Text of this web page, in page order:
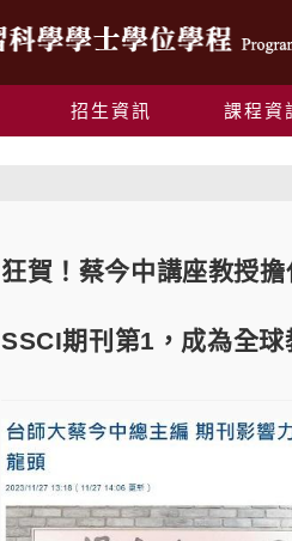
招生資訊 課程資
狂賀！蔡今中講座教授
SSCI期刊第1，成為全球